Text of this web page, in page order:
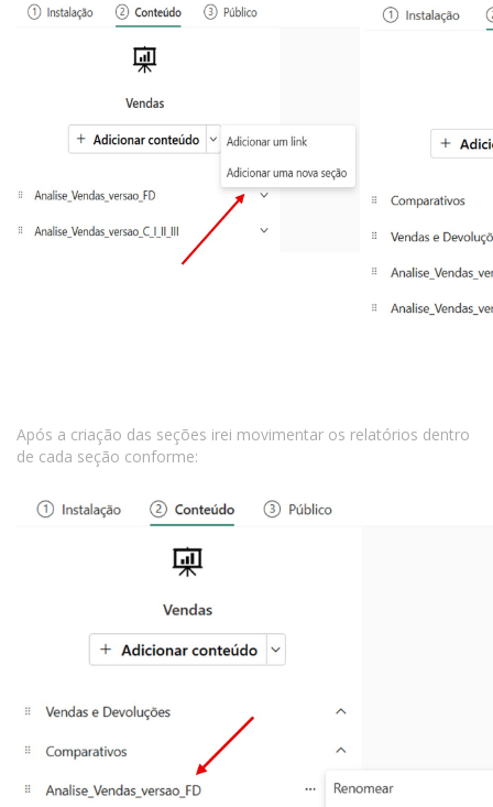
Após a criação das seções irei movimentar os relatórios dentro
de cada seção conforme: